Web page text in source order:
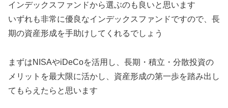
インデックスファンドから選ぶのも良いと思います
いずれも非常に優良なインデックスファンドですので、長
期の資産形成を手助けしてくれるでしょう
まずはNISAやiDeCoを活用し、長期・積立・分散投資の
メリットを最大限に活かし、資産形成の第一歩を踏み出し
てもらえたらと思います